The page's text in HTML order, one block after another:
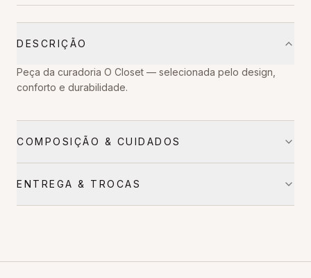
DESCRIÇÃO
Peça da curadoria O Closet — selecionada pelo design,
conforto e durabilidade.
COMPOSIÇÃO & CUIDADOS
ENTREGA & TROCAS